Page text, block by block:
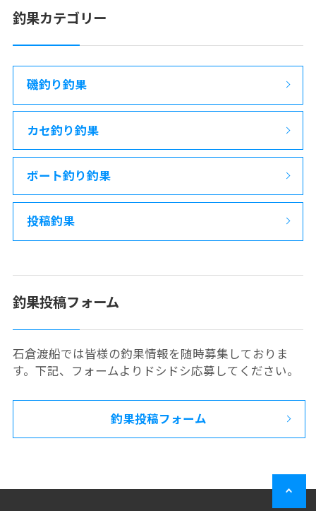
釣果カテゴリー
磯釣り釣果
カセ釣り釣果
ボート釣り釣果
投稿釣果
釣果投稿フォーム
石倉渡船では皆様の釣果情報を随時募集しておりま
す。下記、フォームよりドシドシ応募してください。
釣果投稿フォーム